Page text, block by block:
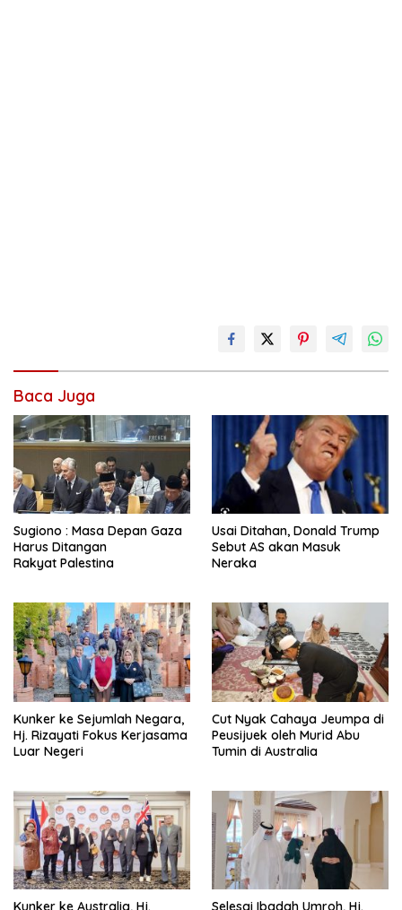
Baca Juga
Sugiono : Masa Depan Gaza
Harus Ditangan
Rakyat Palestina
Usai Ditahan, Donald Trump
Sebut AS akan Masuk
Neraka
Kunker ke Sejumlah Negara,
Hj. Rizayati Fokus Kerjasama
Luar Negeri
Cut Nyak Cahaya Jeumpa di
Peusijuek oleh Murid Abu
Tumin di Australia
Kunker ke Australia, Hj.
Selesai Ibadah Umroh, Hj.